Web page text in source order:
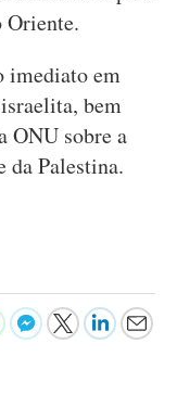
Oriente.
imediato em
bem
ONU sobre a
da Palestina.